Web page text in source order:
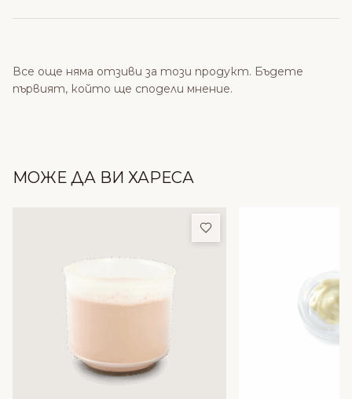
Все още няма отзиви за този продукт. Бъдете
първият, който ще сподели мнение.
МОЖЕ ДА ВИ ХАРЕСА
Добави в любими